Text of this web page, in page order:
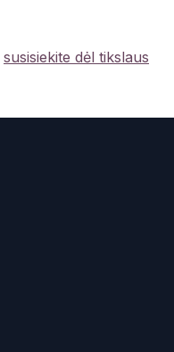
susisiekite dėl tikslaus